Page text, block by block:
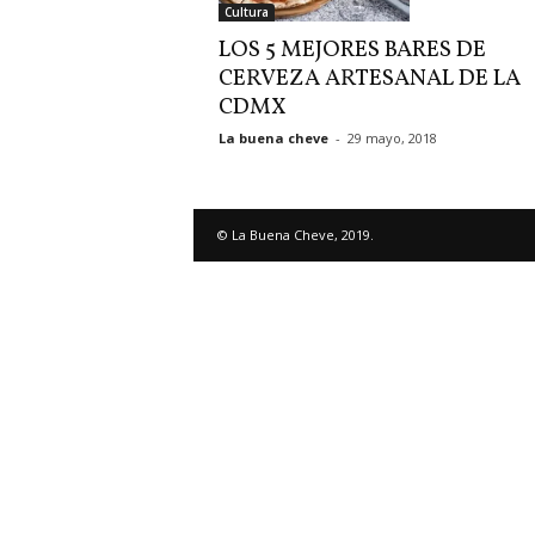
Cultura
LOS 5 MEJORES BARES DE
CERVEZA ARTESANAL DE LA
CDMX
La buena cheve - 29 mayo, 2018
© La Buena Cheve, 2019.